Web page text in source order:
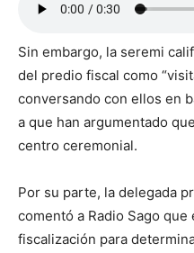
Sin embargo, la seremi
del predio fiscal como
conversando con ellos en
a que han argumentado
centro ceremonial.
Por su parte, la delegada
comentó a Radio Sago
fiscalización para